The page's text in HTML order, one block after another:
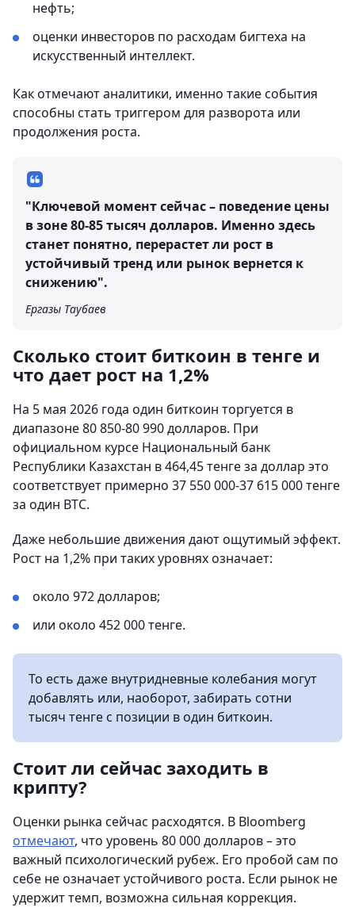
нефть;
оценки инвесторов по расходам бигтеха на
искусственный интеллект.
Как отмечают аналитики, именно такие события
способны стать триггером для разворота или
продолжения роста.
"Ключевой момент сейчас – поведение цены
в зоне 80-85 тысяч долларов. Именно здесь
станет понятно, перерастет ли рост в
устойчивый тренд или рынок вернется к
снижению".
Ергазы Таубаев
Сколько стоит биткоин в тенге и
что дает рост на 1,2%
На 5 мая 2026 года один биткоин торгуется в
диапазоне 80 850-80 990 долларов. При
официальном курсе Национальный банк
Республики Казахстан в 464,45 тенге за доллар это
соответствует примерно 37 550 000-37 615 000 тенге
за один BTC.
Даже небольшие движения дают ощутимый эффект.
Рост на 1,2% при таких уровнях означает:
около 972 долларов;
или около 452 000 тенге.
То есть даже внутридневные колебания могут
добавлять или, наоборот, забирать сотни
тысяч тенге с позиции в один биткоин.
Стоит ли сейчас заходить в
крипту?
Оценки рынка сейчас расходятся. В Bloomberg
отмечают, что уровень 80 000 долларов – это
важный психологический рубеж. Его пробой сам по
себе не означает устойчивого роста. Если рынок не
удержит темп, возможна сильная коррекция.